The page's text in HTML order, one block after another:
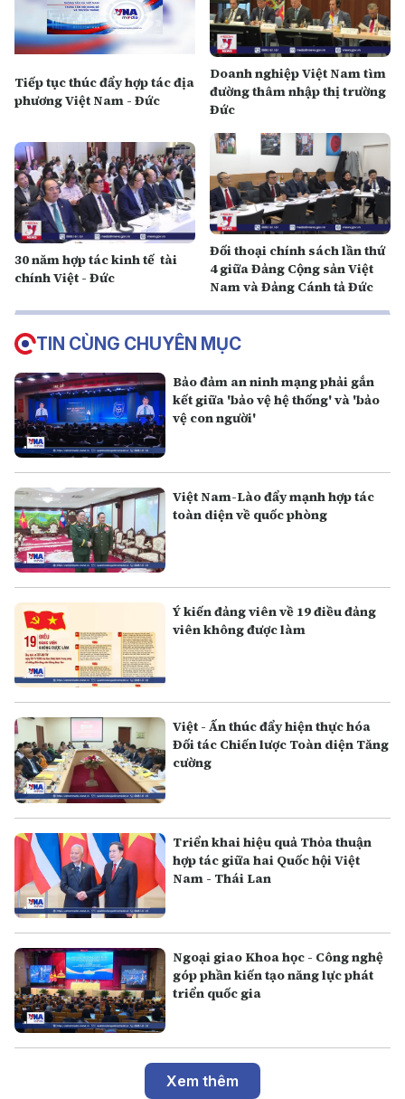
Tiếp tục thúc đẩy hợp tác địa
phương Việt Nam - Đức
Doanh nghiệp Việt Nam tìm
đường thâm nhập thị trường
Đức
30 năm hợp tác kinh tế tài
chính Việt - Đức
Đối thoại chính sách lần thứ
4 giữa Đảng Cộng sản Việt
Nam và Đảng Cánh tả Đức
TIN CÙNG CHUYÊN MỤC
Bảo đảm an ninh mạng phải gắn
kết giữa 'bảo vệ hệ thống' và 'bảo
vệ con người'
Việt Nam-Lào đẩy mạnh hợp tác
toàn diện về quốc phòng
Ý kiến đảng viên về 19 điều đảng
viên không được làm
Việt - Ấn thúc đẩy hiện thực hóa
Đối tác Chiến lược Toàn diện Tăng
cường
Triển khai hiệu quả Thỏa thuận
hợp tác giữa hai Quốc hội Việt
Nam - Thái Lan
Ngoại giao Khoa học - Công nghệ
góp phần kiến tạo năng lực phát
triển quốc gia
Xem thêm